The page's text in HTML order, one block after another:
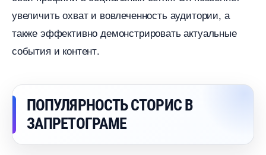
увеличить охват и вовлеченность аудитории, а
также эффективно демонстрировать актуальные
события и контент.​
ПОПУЛЯРНОСТЬ СТОРИС
ЗАПРЕТОГРАМЕ